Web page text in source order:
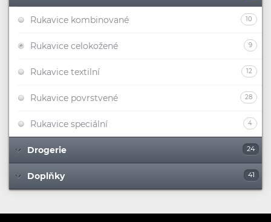
Rukavice kombinované 10
Rukavice celokožené 9
Rukavice textilní 12
Rukavice povrstvené 28
Rukavice speciální 4
Drogerie 24
Doplňky 41